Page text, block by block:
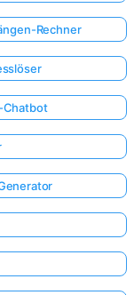
Rechner
Chatbot